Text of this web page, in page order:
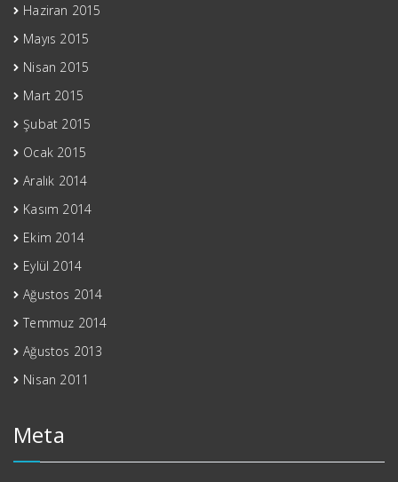
Haziran 2015
Mayıs 2015
Nisan 2015
Mart 2015
Şubat 2015
Ocak 2015
Aralık 2014
Kasım 2014
Ekim 2014
Eylül 2014
Ağustos 2014
Temmuz 2014
Ağustos 2013
Nisan 2011
Meta